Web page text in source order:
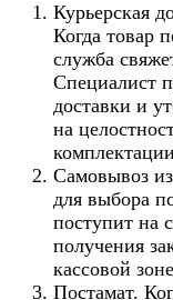
Курьерская
Когда товар
служба
Специалист
доставки и
на
Самовывоз
для выбора
поступит на
получения
кассовой
Постамат.